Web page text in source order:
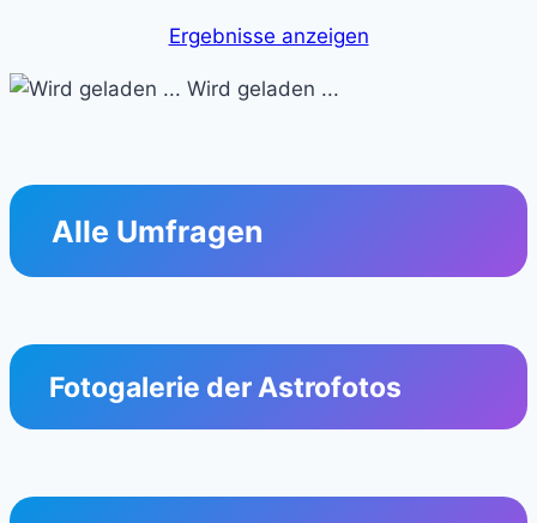
Ergebnisse anzeigen
Wird geladen ...
Alle Umfragen
Fotogalerie der Astrofotos